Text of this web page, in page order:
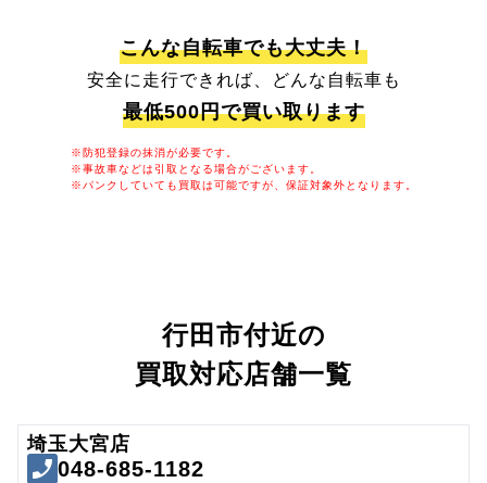
こんな自転車でも大丈夫！
安全に走行できれば、どんな自転車も
最低500円で買い取ります
※防犯登録の抹消が必要です。
※事故車などは引取となる場合がございます。
※パンクしていても買取は可能ですが、保証対象外となります。
行田市付近の
買取対応店舗一覧
埼玉大宮店
048-685-1182